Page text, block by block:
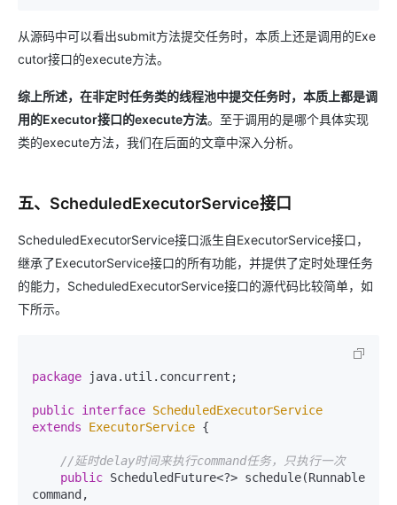
从源码中可以看出submit方法提交任务时，本质上还是调用的Exe
cutor接口的execute方法。
综上所述，在非定时任务类的线程池中提交任务时，本质上都是调
用的Executor接口的execute方法。至于调用的是哪个具体实现
类的execute方法，我们在后面的文章中深入分析。
五、ScheduledExecutorService接口
ScheduledExecutorService接口派生自ExecutorService接口，
继承了ExecutorService接口的所有功能，并提供了定时处理任务
的能力，ScheduledExecutorService接口的源代码比较简单，如
下所示。
package java.util.concurrent;
public interface ScheduledExecutorService
extends
ExecutorService {
//延时delay时间来执行command任务，只执行一次
public ScheduledFuture<?> schedule(Runnable
command,